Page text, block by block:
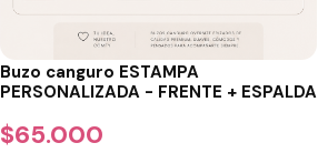
Buzo canguro ESTAMPA
PERSONALIZADA - FRENTE + ESPALDA
$65.000